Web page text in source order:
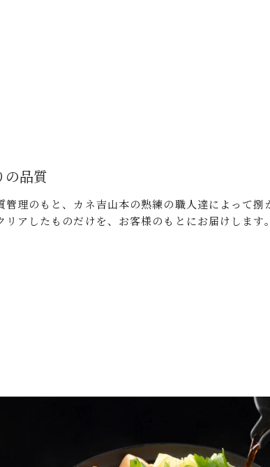
の品質
管理のもと、カネ吉山本の熟練の職人達によって
リアしたものだけを、お客様のもとにお届けします。